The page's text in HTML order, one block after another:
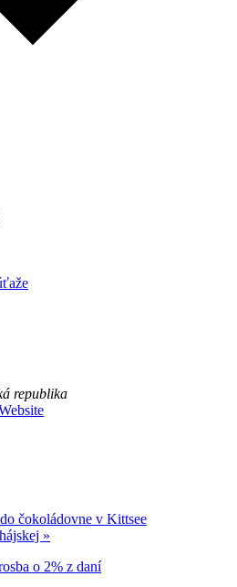
republika
čokoládovne v Kittsee
»